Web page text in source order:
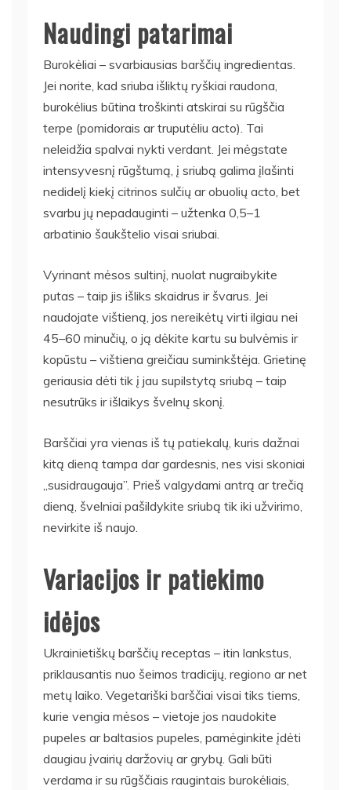
Naudingi patarimai
Burokėliai – svarbiausias barščių ingredientas.
Jei norite, kad sriuba išliktų ryškiai raudona,
burokėlius būtina troškinti atskirai su rūgščia
terpe (pomidorais ar truputėliu acto). Tai
neleidžia spalvai nykti verdant. Jei mėgstate
intensyvesnį rūgštumą, į sriubą galima įlašinti
nedidelį kiekį citrinos sulčių ar obuolių acto, bet
svarbu jų nepadauginti – užtenka 0,5–1
arbatinio šaukštelio visai sriubai.
Vyrinant mėsos sultinį, nuolat nugraibykite
putas – taip jis išliks skaidrus ir švarus. Jei
naudojate vištieną, jos nereikėtų virti ilgiau nei
45–60 minučių, o ją dėkite kartu su bulvėmis ir
kopūstu – vištiena greičiau suminkštėja. Grietinę
geriausia dėti tik į jau supilstytą sriubą – taip
nesutrūks ir išlaikys švelnų skonį.
Barščiai yra vienas iš tų patiekalų, kuris dažnai
kitą dieną tampa dar gardesnis, nes visi skoniai
„susidraugauja”. Prieš valgydami antrą ar trečią
dieną, švelniai pašildykite sriubą tik iki užvirimo,
nevirkite iš naujo.
Variacijos ir patiekimo
idėjos
Ukrainietiškų barščių receptas – itin lankstus,
priklausantis nuo šeimos tradicijų, regiono ar net
metų laiko. Vegetariški barščiai visai tiks tiems,
kurie vengia mėsos – vietoje jos naudokite
pupeles ar baltasios pupeles, pamėginkite įdėti
daugiau įvairių daržovių ar grybų. Gali būti
verdama ir su rūgščiais raugintais burokėliais,